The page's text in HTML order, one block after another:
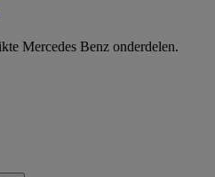
Mercedes Benz onderdelen.